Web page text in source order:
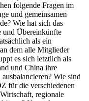
folgende Fragen im
und gemeinsamen
Wie hat sich das
und Übereinkünfte
als ein
dem alle Mitglieder
es sich letztlich als
und China ihre
Wie sind
für die verschiedenen
regionale